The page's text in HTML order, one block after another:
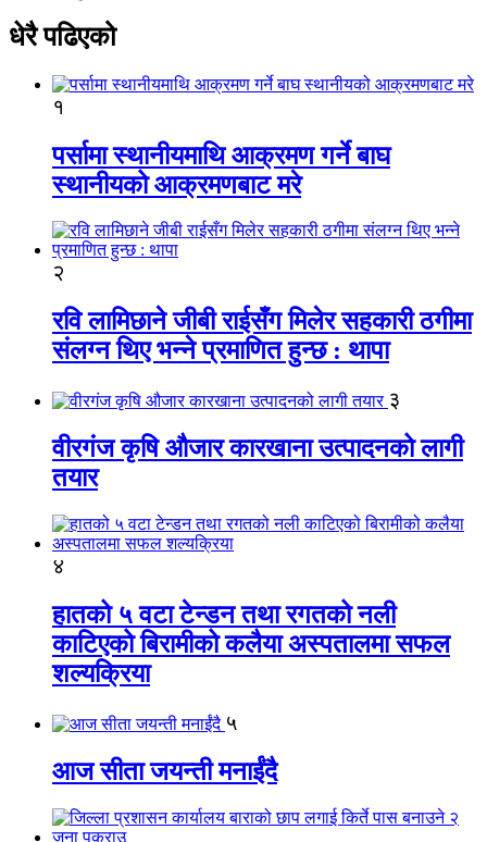
धेरै पढिएको
१
पर्सामा स्थानीयमाथि आक्रमण गर्ने बाघ
स्थानीयको आक्रमणबाट मरे
२
रवि लामिछाने जीबी राईसँग मिलेर सहकारी ठगीमा
संलग्न थिए भन्ने प्रमाणित हुन्छ : थापा
३
वीरगंज कृषि औजार कारखाना उत्पादनको लागी
तयार
४
हातको ५ वटा टेन्डन तथा रगतको नली
काटिएको बिरामीको कलैया अस्पतालमा सफल
शल्यक्रिया
५
आज सीता जयन्ती मनाईंदै